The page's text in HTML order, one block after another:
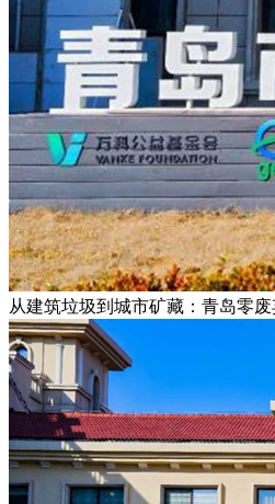
从建筑垃圾到城市矿藏：青岛零